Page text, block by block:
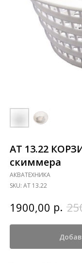
АТ 13.22
скиммера
АКВАТЕХНИКА
SKU: АТ 13.22
1900,00 р.